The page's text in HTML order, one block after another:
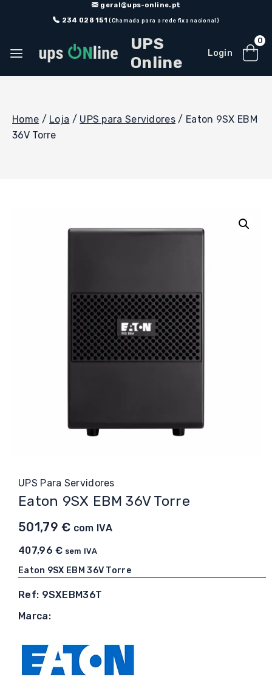
geral@ups-online.pt
234 028 151 (Chamada para a rede fixa nacional)
UPS
Online
Login
0
Home / Loja / UPS para Servidores / Eaton 9SX EBM
36V Torre
UPS Para Servidores
Eaton 9SX EBM 36V Torre
501,79€ com IVA
407,96€ sem IVA
Eaton 9SX EBM 36V Torre
Ref: 9SXEBM36T
Marca: